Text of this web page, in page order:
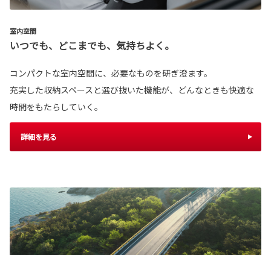
室内空間
いつでも、どこまでも、気持ちよく。
コンパクトな室内空間に、必要なものを研ぎ澄ます。
充実した収納スペースと選び抜いた機能が、どんなときも快適な
時間をもたらしていく。
詳細を見る